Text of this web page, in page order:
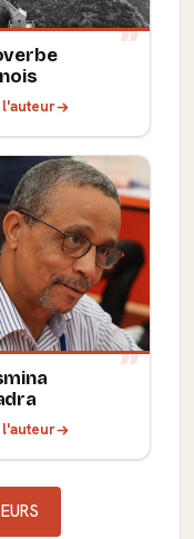
l'auteur
l'auteur